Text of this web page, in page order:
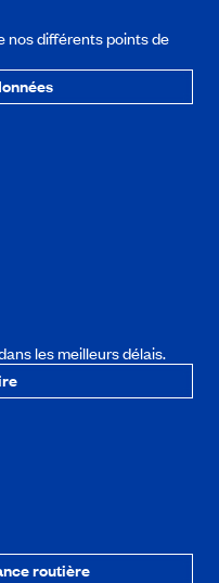
nos différents points de
les meilleurs délais.
routière